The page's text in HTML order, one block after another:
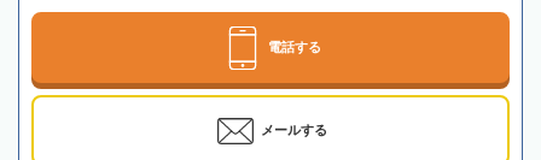
電話する
メールする